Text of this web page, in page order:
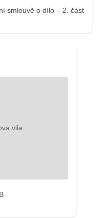
smlouvě o dílo – 2. část